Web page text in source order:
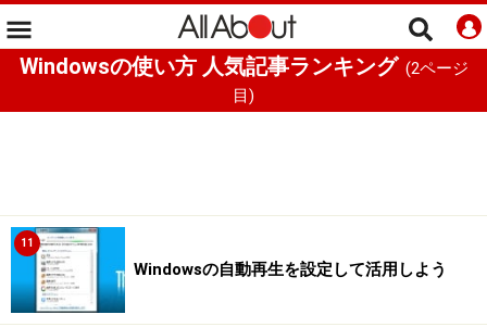
Windowsの使い方 人気記事ランキング (2ページ
目)
11
Windowsの自動再生を設定して活用しよう